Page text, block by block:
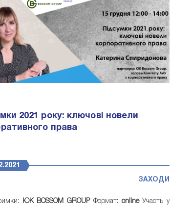
2021 року: ключові новели
права
ЗАХОДИ
ЮК BOSSOM GROUPФормат: onlineУчасть у